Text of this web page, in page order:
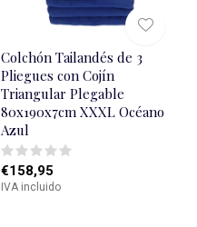
Colchón Tailandés de 3
Pliegues con Cojín
Triangular Plegable
80x190x7cm XXXL Océano
Azul
€158,95
IVA incluido